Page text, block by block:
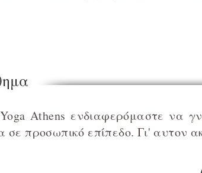
Athens ενδιαφερόμαστε να
σε προσωπικό επίπεδο. Γι'